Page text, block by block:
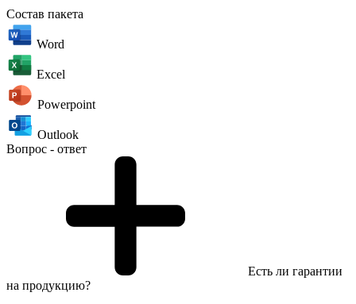
Состав пакета
Word
Excel
Powerpoint
Outlook
Вопрос - ответ
Есть ли гарантии
на продукцию?